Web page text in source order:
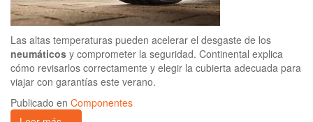
Las altas temperaturas pueden acelerar el desgaste de los
neumáticos y comprometer la seguridad. Continental explica
cómo revisarlos correctamente y elegir la cubierta adecuada para
viajar con garantías este verano.
Publicado en Componentes